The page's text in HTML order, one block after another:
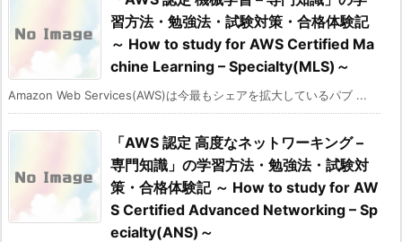
習方法・勉強法・試験対策・合格体験記
～ How to study for AWS Certified Ma
chine Learning – Specialty(MLS)～
Amazon Web Services(AWS)は今最もシェアを拡大しているパブ ...
「AWS 認定 高度なネットワーキング –
専門知識」の学習方法・勉強法・試験対
策・合格体験記 ～ How to study for AW
S Certified Advanced Networking – Sp
ecialty(ANS)～